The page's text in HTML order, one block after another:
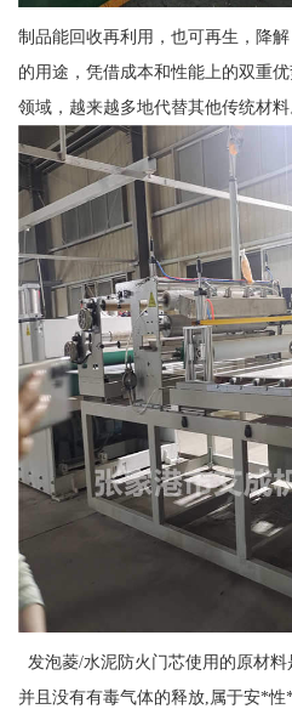
制品能回收再利用，也可再生，降
的用途，凭借成本和性能上的双重
领域，越来越多地代替其他传统材料
发泡菱/水泥防火门芯使用的原材
并且没有有毒气体的释放,属于安*